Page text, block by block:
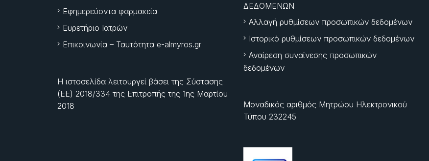
Εφημερεύοντα φαρμακεία
Ευρετήριο Ιατρών
Επικοινωνία – Ταυτότητα e-almyros.gr
Η ιστοσελίδα λειτουργεί βάσει της Σύστασης
(ΕΕ) 2018/334 της Επιτροπής της 1ης Μαρτίου
2018
ΔΕΔΟΜΕΝΩΝ
Αλλαγή ρυθμίσεων προσωπικών δεδομένων
Ιστορικό ρυθμίσεων προσωπικών δεδομένων
Αναίρεση συναίνεσης προσωπικών
δεδομένων
Μοναδικός αριθμός Μητρώου Ηλεκτρονικού
Τύπου 232245